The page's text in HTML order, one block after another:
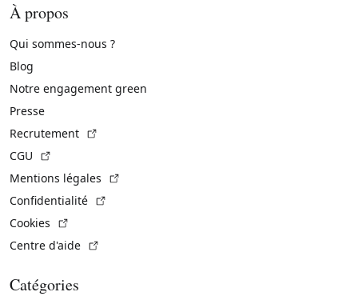
À propos
Qui sommes-nous ?
Blog
Notre engagement green
Presse
Recrutement
CGU
Mentions légales
Confidentialité
Cookies
Centre d'aide
Catégories